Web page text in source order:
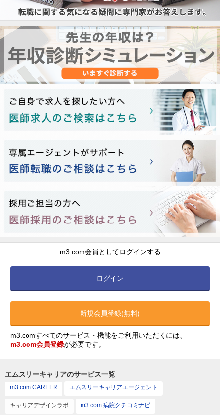
m3.com会員としてログインする
ログイン
新規会員登録(無料)
m3.comすべてのサービス・機能をご利用いただくには、
m3.com会員登録が必要です。
エムスリーキャリアのサービス一覧
m3.com CAREER エムスリーキャリアエージェント
キャリアデザインラボ m3.com 病院クチコミナビ